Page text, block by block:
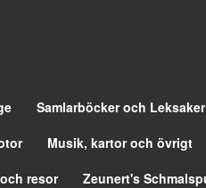
Samlarböcker och Leksaker
Musik, kartor och övrigt
resor Zeunert's